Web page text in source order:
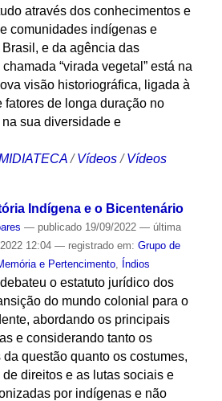
através dos conhecimentos e
comunidades indígenas e
e da agência das
“virada vegetal” está na
visão historiográfica, ligada à
fatores de longa duração no
sua diversidade e
/Vídeos /Vídeos
Indígena e o Bicentenário
— publicado19/09/2022 — última
12:04 — registrado em: Grupo de
e Pertencimento, Índios
o estatuto jurídico dos
do mundo colonial para o
abordando os principais
e considerando tanto os
questão quanto os costumes,
direitos e as lutas sociais e
por indígenas e não